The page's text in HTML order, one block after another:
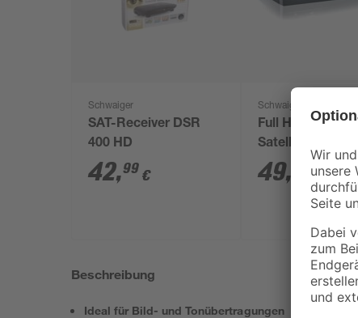
Schwaiger
SAT-Receiver DSR
400 HD
42,99 €
Schwaiger
Full HD-
Satellitenreceiver
49, €
Beschreibung
Ideal für Bild- und Tonübertragungen